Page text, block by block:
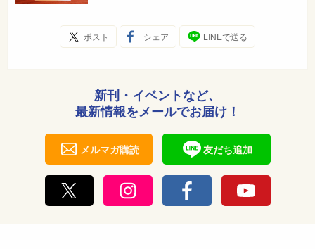
ユージンは、この水俣病を取材するために、ニューヨー
染のおそろしさを知らしめると同時に、きびしい状況の
なかで、たたかい続ける人々の輝きをも撮りおさめ、世
ユージンは、アメリカと日本が激戦をくりひろげた太平
洋戦争で、戦場カメラマンとして認められました。戦場
では、日本軍の砲弾によって大けがをします。戦後も、
復興する日本を写真におさめました。やがて日系人の女
ポスト シェア LINEで送る
新刊・イベントなど、
最新情報をメールでお届け！
メルマガ購読 友だち追加